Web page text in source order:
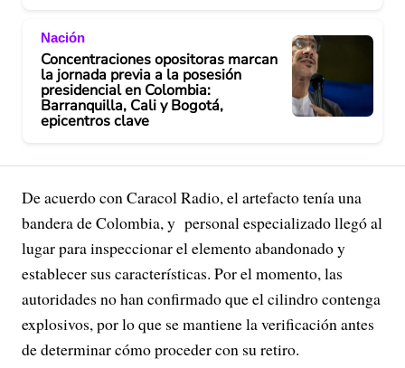
Nación
Concentraciones opositoras marcan
la jornada previa a la posesión
presidencial en Colombia:
Barranquilla, Cali y Bogotá,
epicentros clave
De acuerdo con Caracol Radio, el artefacto tenía una
bandera de Colombia, y personal especializado llegó al
lugar para inspeccionar el elemento abandonado y
establecer sus características. Por el momento, las
autoridades no han confirmado que el cilindro contenga
explosivos, por lo que se mantiene la verificación antes
de determinar cómo proceder con su retiro.